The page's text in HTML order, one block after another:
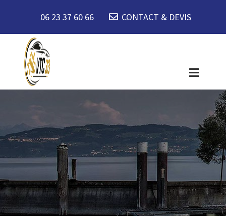
06 23 37 60 66 CONTACT & DEVIS